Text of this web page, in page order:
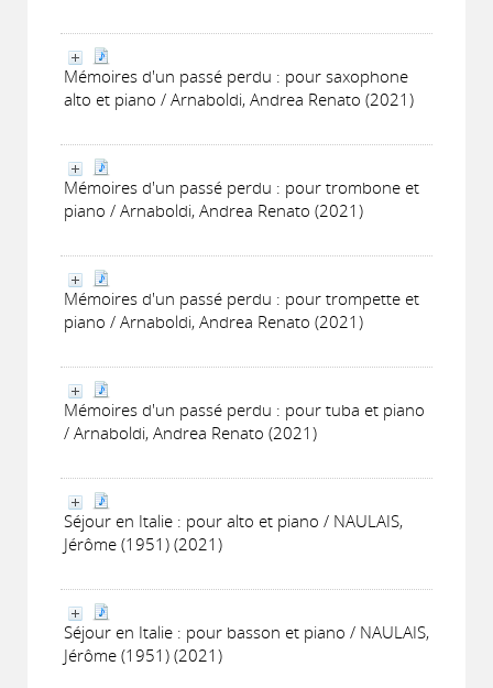
Mémoires d'un passé perdu : pour saxophone
alto et piano / Arnaboldi, Andrea Renato (2021)
Mémoires d'un passé perdu : pour trombone et
piano / Arnaboldi, Andrea Renato (2021)
Mémoires d'un passé perdu : pour trompette et
piano / Arnaboldi, Andrea Renato (2021)
Mémoires d'un passé perdu : pour tuba et piano
/ Arnaboldi, Andrea Renato (2021)
Séjour en Italie : pour alto et piano / NAULAIS,
Jérôme (1951) (2021)
Séjour en Italie : pour basson et piano / NAULAIS,
Jérôme (1951) (2021)